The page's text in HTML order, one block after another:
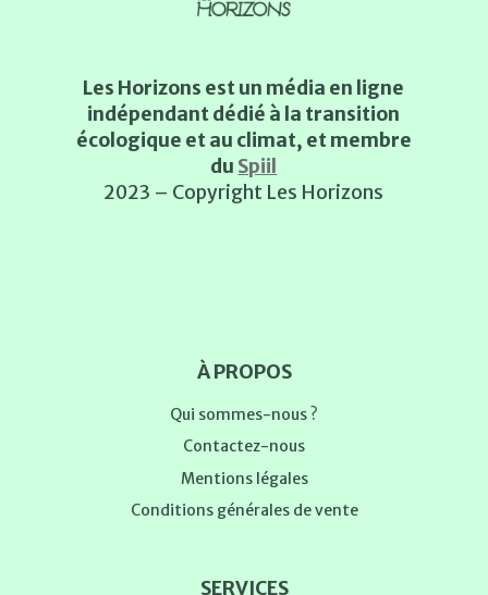
Les Horizons est un média en ligne
indépendant dédié à la transition
écologique et au climat, et membre
du Spiil
2023 – Copyright Les Horizons
À PROPOS
Qui sommes-nous ?
Contactez-nous
Mentions légales
Conditions générales de vente
SERVICES